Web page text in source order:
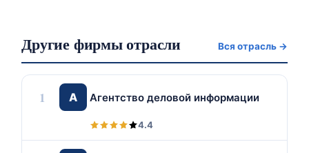
Другие фирмы отрасли Вся отрасль →
1 А Агентство деловой информации
4.4